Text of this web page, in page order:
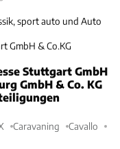
sport auto und Auto
GmbH & Co.KG
Stuttgart GmbH
GmbH & Co. KG
Caravaning Cavallo